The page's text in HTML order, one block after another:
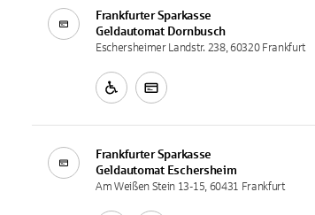
Frankfurter Sparkasse
Geldautomat Dornbusch
Eschersheimer Landstr. 238, 60320 Frankfurt
Frankfurter Sparkasse
Geldautomat Eschersheim
Am Weißen Stein 13-15, 60431 Frankfurt